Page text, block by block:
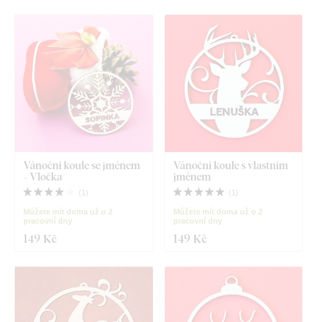
Vánoční koule se jménem
- Vločka
( 1 )
Můžete mít doma už o 2
pracovní dny
149 Kč
Vánoční koule s vlastním
jménem
( 1 )
Můžete mít doma už o 2
pracovní dny
149 Kč